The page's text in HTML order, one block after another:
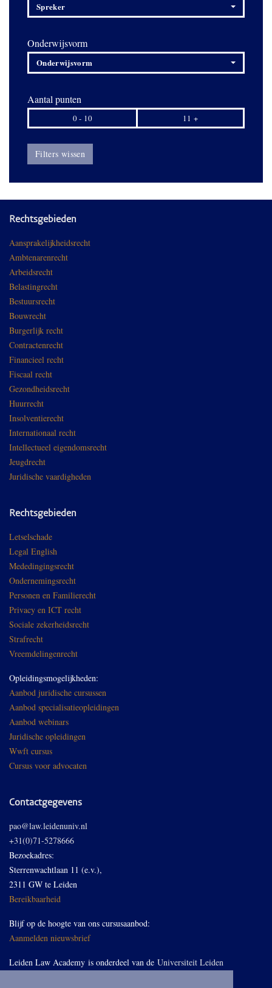
Spreker
Onderwijsvorm
Onderwijsvorm
Aantal punten
0 - 10 11 +
Filters wissen
Rechtsgebieden
Aansprakelijkheidsrecht
Ambtenarenrecht
Arbeidsrecht
Belastingrecht
Bestuursrecht
Bouwrecht
Burgerlijk recht
Contractenrecht
Financieel recht
Fiscaal recht
Gezondheidsrecht
Huurrecht
Insolventierecht
Internationaal recht
Intellectueel eigendomsrecht
Jeugdrecht
Juridische vaardigheden
Rechtsgebieden
Letselschade
Legal English
Mededingingsrecht
Ondernemingsrecht
Personen en Familierecht
Privacy en ICT recht
Sociale zekerheidsrecht
Strafrecht
Vreemdelingenrecht
Opleidingsmogelijkheden:
Aanbod juridische cursussen
Aanbod specialisatieopleidingen
Aanbod webinars
Juridische opleidingen
Wwft cursus
Cursus voor advocaten
Contactgegevens
pao@law.leidenuniv.nl
+31(0)71-5278666
Bezoekadres:
Sterrenwachtlaan 11 (e.v.),
2311 GW te Leiden
Bereikbaarheid
Blijf op de hoogte van ons cursusaanbod:
Aanmelden nieuwsbrief
Leiden Law Academy is onderdeel van de Universiteit Leiden